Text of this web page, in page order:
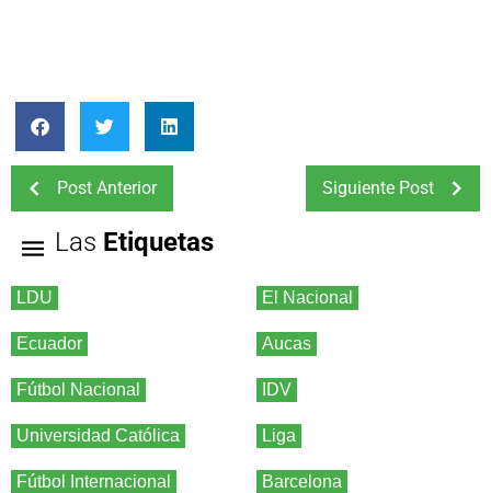
Post Anterior Siguiente Post
Las Etiquetas
LDU El Nacional
Ecuador Aucas
Fútbol Nacional IDV
Universidad Católica Liga
Fútbol Internacional Barcelona